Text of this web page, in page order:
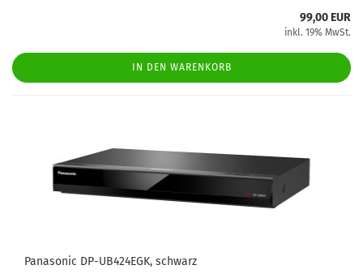
99,00 EUR
inkl. 19% MwSt.
IN DEN WARENKORB
Panasonic DP-UB424EGK, schwarz